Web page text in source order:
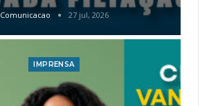
Comunicacao 27 jul, 2026
IMPRENSA